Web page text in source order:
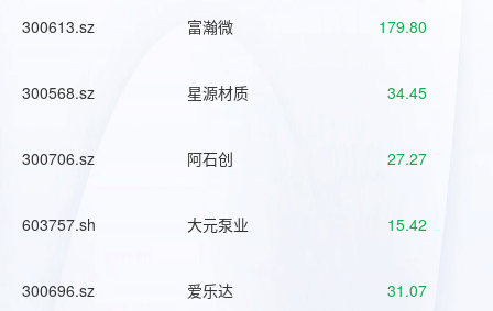
300613.sz 富瀚微 179.80
300568.sz 星源材质 34.45
300706.sz 阿石创 27.27
603757.sh 大元泵业 15.42
300696.sz 爱乐达 31.07